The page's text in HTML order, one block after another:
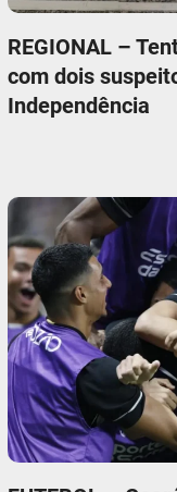
REGIONAL –
com dois
Independência